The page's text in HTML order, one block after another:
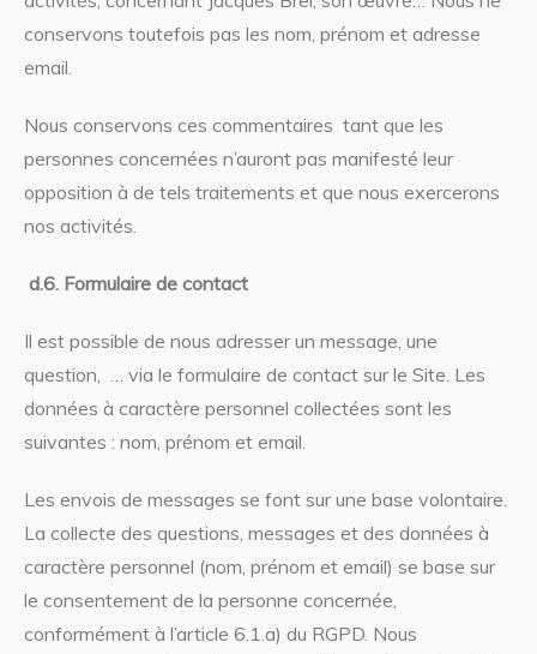
conservons toutefois pas les nom, prénom et adresse
email.
Nous conservons ces commentaires tant que les
personnes concernées n’auront pas manifesté leur
opposition à de tels traitements et que nous exercerons
nos activités.
d.6. Formulaire de contact
Il est possible de nous adresser un message, une
question, … via le formulaire de contact sur le Site. Les
données à caractère personnel collectées sont les
suivantes : nom, prénom et email.
Les envois de messages se font sur une base volontaire.
La collecte des questions, messages et des données à
caractère personnel (nom, prénom et email) se base sur
le consentement de la personne concernée,
conformément à l’article 6.1.a) du RGPD. Nous